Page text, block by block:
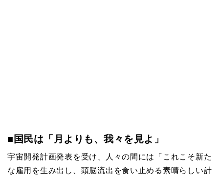
■国民は「月よりも、我々を見よ」
宇宙開発計画発表を受け、人々の間には「これこそ新た
な雇用を生み出し、頭脳流出を食い止める素晴らしい計